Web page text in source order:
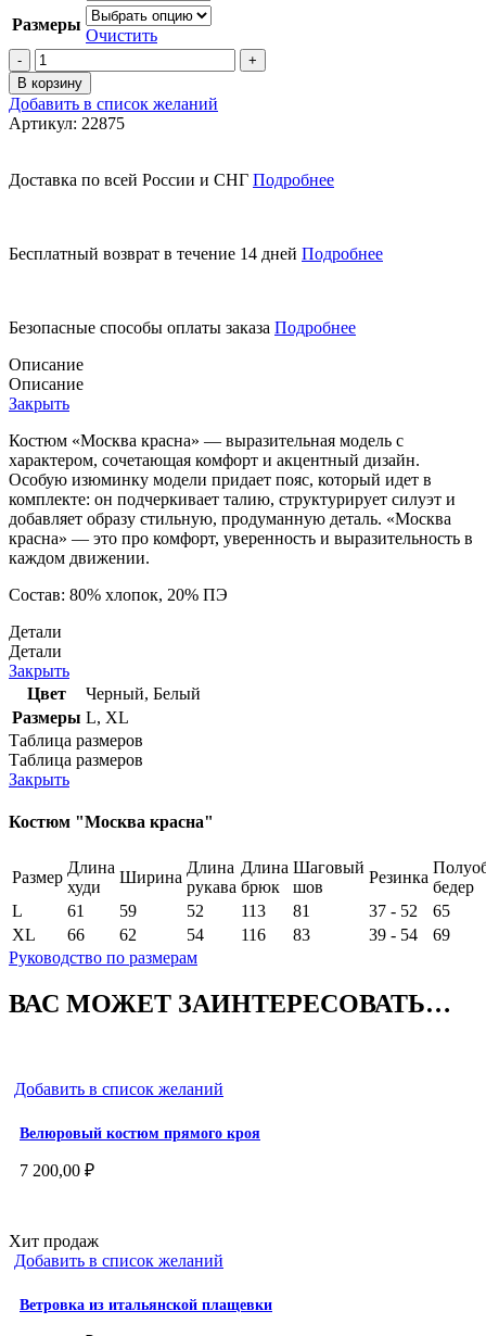
Размеры
Очистить
Количество
товара
Костюм
"Москва
красна"
В корзину
Добавить в список желаний
Артикул: 22875
Доставка по всей России и СНГ Подробнее
Бесплатный возврат в течение 14 дней Подробнее
Безопасные способы оплаты заказа Подробнее
Описание
Описание
Закрыть
Костюм «Москва красна» — выразительная модель с
характером, сочетающая комфорт и акцентный дизайн.
Особую изюминку модели придает пояс, который идет в
комплекте: он подчеркивает талию, структурирует силуэт и
добавляет образу стильную, продуманную деталь. «Москва
красна» — это про комфорт, уверенность и выразительность в
каждом движении.
Состав: 80% хлопок, 20% ПЭ
Детали
Детали
Закрыть
Цвет
Черный, Белый
Размеры L, XL
Таблица размеров
Таблица размеров
Закрыть
Костюм "Москва красна"
Размер
Длина
худи
Ширина
Длина
рукава
Длина
брюк
Шаговый
шов
Резинка
бедер
L
61 59 52 113 81 37 - 52
65
XL
66 62 54 116 83 39 - 54
69
Руководство по размерам
ВАС МОЖЕТ ЗАИНТЕРЕСОВАТЬ…
Добавить в список желаний
Велюровый костюм прямого кроя
7 200,00 ₽
Хит продаж
Добавить в список желаний
Ветровка из итальянской плащевки